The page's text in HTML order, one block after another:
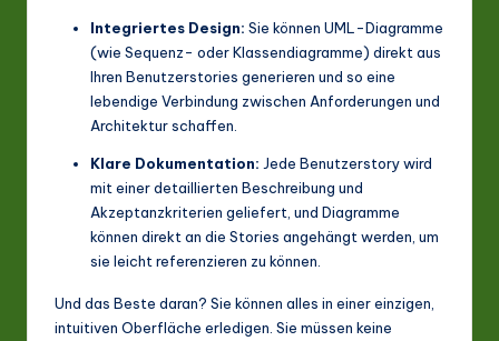
Integriertes Design: Sie können UML-Diagramme
(wie Sequenz- oder Klassendiagramme) direkt aus
Ihren Benutzerstories generieren und so eine
lebendige Verbindung zwischen Anforderungen und
Architektur schaffen.
Klare Dokumentation: Jede Benutzerstory wird
mit einer detaillierten Beschreibung und
Akzeptanzkriterien geliefert, und Diagramme
können direkt an die Stories angehängt werden, um
sie leicht referenzieren zu können.
Und das Beste daran? Sie können alles in einer einzigen,
intuitiven Oberfläche erledigen. Sie müssen keine